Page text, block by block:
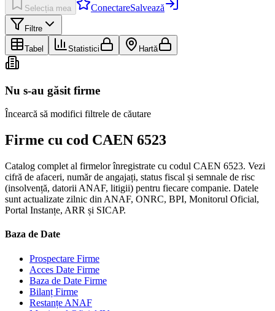
Selecția mea ConectareSalvează
Filtre
Tabel Statistici Hartă
Nu s-au găsit firme
Încearcă să modifici filtrele de căutare
Firme cu cod CAEN 6523
Catalog complet al firmelor înregistrate cu codul CAEN 6523. Vezi
cifră de afaceri, număr de angajați, status fiscal și semnale de risc
(insolvență, datorii ANAF, litigii) pentru fiecare companie. Datele
sunt actualizate zilnic din ANAF, ONRC, BPI, Monitorul Oficial,
Portal Instanțe, ARR și SICAP.
Baza de Date
Prospectare Firme
Acces Date Firme
Baza de Date Firme
Bilanț Firme
Restanțe ANAF